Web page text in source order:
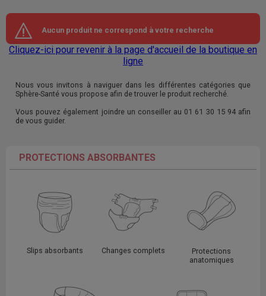
Aucun produit ne correspond à votre recherche
Cliquez-ici pour revenir à la page d'accueil de la boutique en
ligne
Nous vous invitons à naviguer dans les différentes catégories que
Sphère-Santé vous propose afin de trouver le produit recherché.
Vous pouvez également joindre un conseiller au 01 61 30 15 94 afin
de vous guider.
PROTECTIONS ABSORBANTES
Slips absorbants Changes complets
Protections
anatomiques